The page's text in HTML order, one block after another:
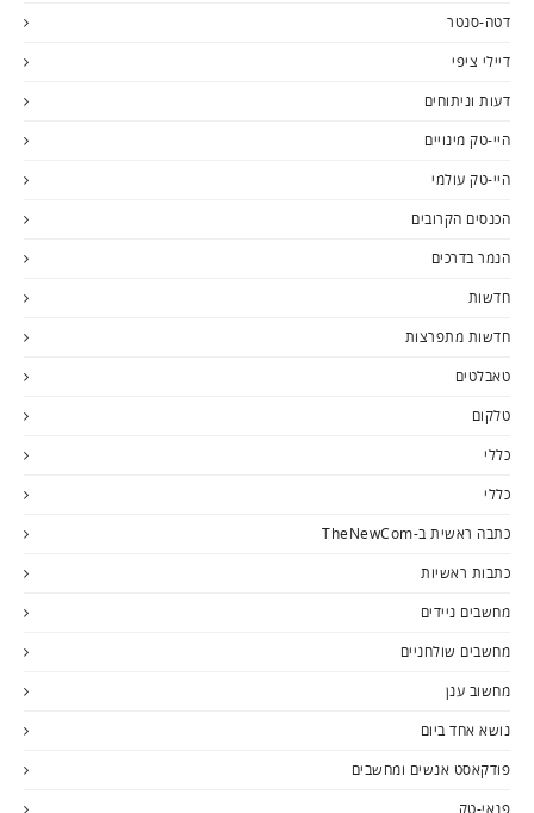
דטה-סנטר
דיילי ציפי
דעות וניתוחים
היי-טק מינויים
היי-טק עולמי
הכנסים הקרובים
הנמר בדרכים
חדשות
חדשות מתפרצות
טאבלטים
טלקום
כללי
כללי
כתבה ראשית ב-TheNewCom
כתבות ראשיות
מחשבים ניידים
מחשבים שולחניים
מחשוב ענן
נושא אחד ביום
פודקאסט אנשים ומחשבים